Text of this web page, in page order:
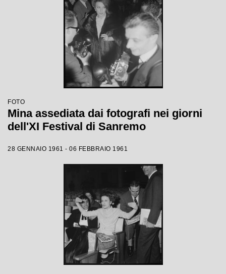
FOTO
Mina assediata dai fotografi nei giorni
dell'XI Festival di Sanremo
28 GENNAIO 1961 - 06 FEBBRAIO 1961